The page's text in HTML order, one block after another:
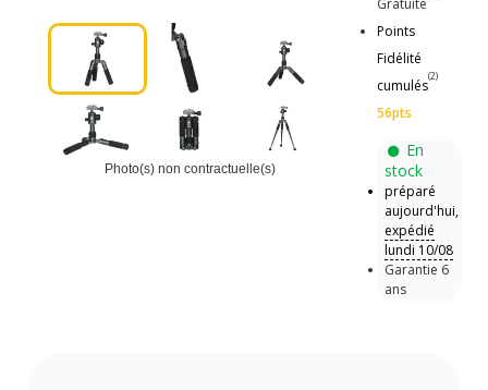
Photo(s) non contractuelle(s)
Points
Fidélité
cumulés
(2)
56pts
En
stock
préparé
aujourd'hui,
expédié
lundi 10/08
Garantie 6
ans